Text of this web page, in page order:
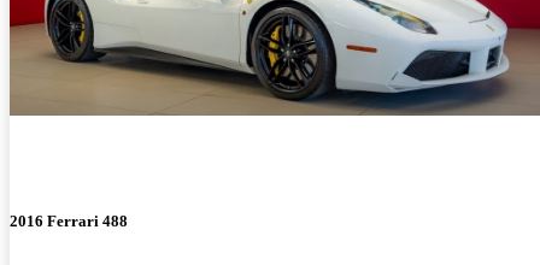
2016 Ferrari 488